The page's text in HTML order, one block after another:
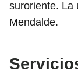
suroriente. La
Mendalde.